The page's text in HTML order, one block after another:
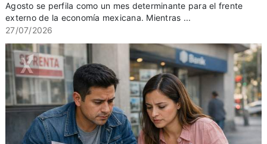
Agosto se perfila como un mes determinante para el frente
externo de la economía mexicana. Mientras ...
27/07/2026